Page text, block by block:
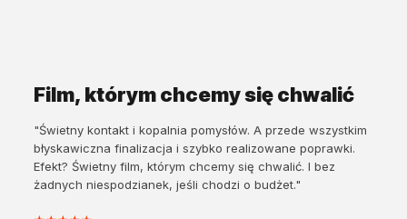
Film, którym chcemy się chwalić
"Świetny kontakt i kopalnia pomysłów. A przede wszystkim
błyskawiczna finalizacja i szybko realizowane poprawki.
Efekt? Świetny film, którym chcemy się chwalić. I bez
żadnych niespodzianek, jeśli chodzi o budżet."